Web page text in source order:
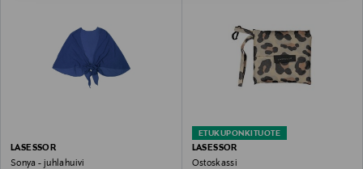
LASESSOR
Sonya - juhlahuivi
ETUKUPONKITUOTE
LASESSOR
Ostoskassi